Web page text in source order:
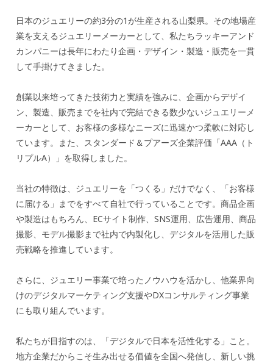
日本のジュエリーの約3分の1が生産される山梨県。その地場産
業を支えるジュエリーメーカーとして、私たちラッキーアンド
カンパニーは長年にわたり企画・デザイン・製造・販売を一貫
して手掛けてきました。
創業以来培ってきた技術力と実績を強みに、企画からデザイ
ン、製造、販売までを社内で完結できる数少ないジュエリーメ
ーカーとして、お客様の多様なニーズに迅速かつ柔軟に対応し
ています。また、スタンダード＆プアーズ企業評価「AAA（ト
リプルA）」を取得しました。
当社の特徴は、ジュエリーを「つくる」だけでなく、「お客様
に届ける」までをすべて自社で行っていることです。商品企画
や製造はもちろん、ECサイト制作、SNS運用、広告運用、商品
撮影、モデル撮影まで社内で内製化し、デジタルを活用した販
売戦略を推進しています。
さらに、ジュエリー事業で培ったノウハウを活かし、他業界向
けのデジタルマーケティング支援やDXコンサルティング事業
にも取り組んでいます。
私たちが目指すのは、「デジタルで日本を活性化する」こと。
地方企業だからこそ生み出せる価値を全国へ発信し、新しい挑